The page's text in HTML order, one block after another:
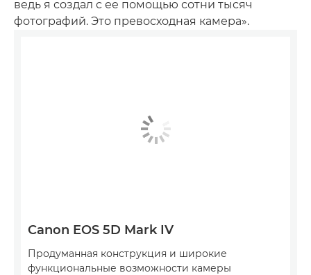
ведь я создал с ее помощью сотни тысяч
фотографий. Это превосходная камера».
Canon EOS 5D Mark IV
Продуманная конструкция и широкие
функциональные возможности камеры